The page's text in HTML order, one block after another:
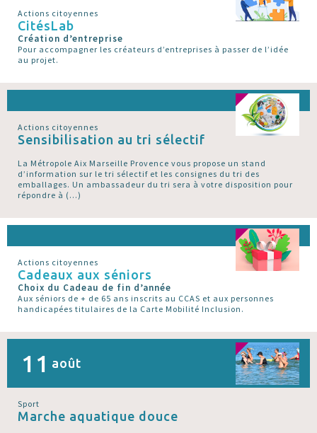
Actions citoyennes
CitésLab
Création d’entreprise
Pour accompagner les créateurs d’entreprises à passer de l’idée
au projet.
Actions citoyennes
Sensibilisation au tri sélectif
La Métropole Aix Marseille Provence vous propose un stand
d’information sur le tri sélectif et les consignes du tri des
emballages. Un ambassadeur du tri sera à votre disposition pour
répondre à (…)
Actions citoyennes
Cadeaux aux séniors
Choix du Cadeau de fin d’année
Aux séniors de + de 65 ans inscrits au CCAS et aux personnes
handicapées titulaires de la Carte Mobilité Inclusion.
11 août
Sport
Marche aquatique douce